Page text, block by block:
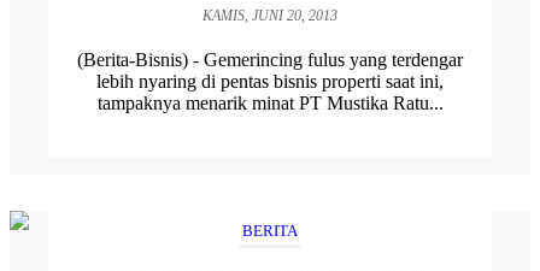
KAMIS, JUNI 20, 2013
(Berita-Bisnis) - Gemerincing fulus yang terdengar
lebih nyaring di pentas bisnis properti saat ini,
tampaknya menarik minat PT Mustika Ratu...
BERITA